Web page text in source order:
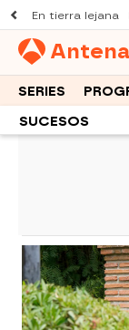
En tierra lejana
Antena
SERIES
SUCESOS